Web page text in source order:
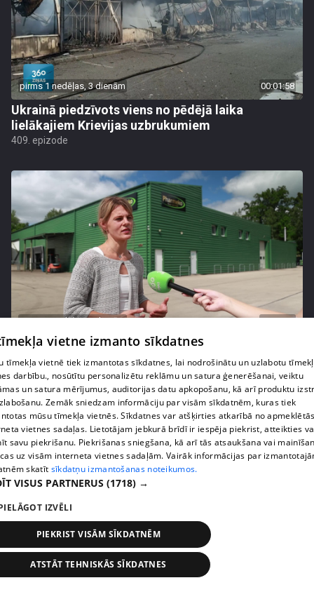
pirms 1 nedēļas, 3 dienām 00:01:58
Ukrainā piedzīvots viens no pēdējā laika
lielākajiem Krievijas uzbrukumiem
409. epizode
pirms 1 nedēļas, 3 dienām 00:05:05
Melleņu zelta drudzis: kas nosaka iepirkuma
cenu?
409. epizode
Ogas un sēnes šogad dārgākas, bet uzpirkšanas
vietne izmanto sīkdatnes
tīmekļa vietnē tiek izmantotas sīkdatnes, lai nodrošinātu un uzlabotu
darbību., nosūtītu personalizētu reklāmu un satura ģenerēšanai, veiktu
un satura mērījumus, auditorijas datu apkopošanu, kā arī produktu
Zemāk sniedzam informāciju par visām sīkdatnēm, kuras tiek
mūsu tīmekļa vietnēs. Sīkdatnes var atšķirties atkarībā no
vietnes sadaļas. Lietotājam jebkurā brīdī ir iespēja piekrist, atteikties
savu piekrišanu. Piekrišanas sniegšana, kā arī tās atsaukšana vai
uz visām interneta vietnes sadaļām. Vairāk informācijas par
skatīt sīkdatņu izmantošanas noteikumos.
VISUS PARTNERUS (1718) →
IZVĒLI
PIEKRIST VISĀM SĪKDATNĒM
ATSTĀT TEHNISKĀS SĪKDATNES